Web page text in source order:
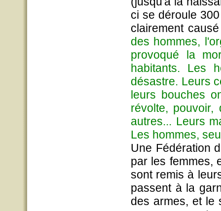
ci se déroule
clairement
des hommes,
provoqué la
habitants. Les
désastre. Leurs
leurs bouches
révolte,
autres... Leurs
Les hommes,
Une Fédération
par les femmes,
sont remis à
passent à la
des armes, et le